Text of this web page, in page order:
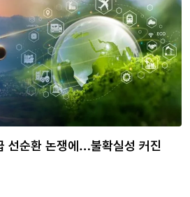
선순환 논쟁에…불확실성 커진